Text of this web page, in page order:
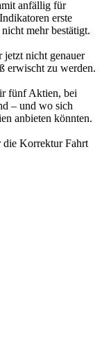
anfällig für
erste
mehr bestätigt.
jetzt nicht genauer
erwischt zu werden.
fünf Aktien, bei
– und wo sich
anbieten könnten.
die Korrektur Fahrt